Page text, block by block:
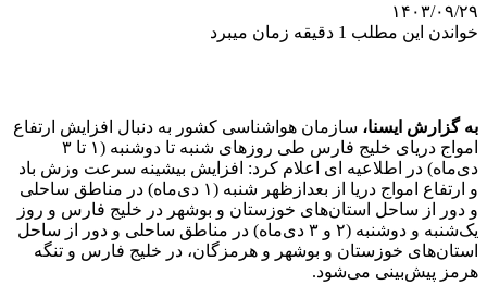
۱۴۰۳/۰۹/۲۹
خواندن این مطلب 1 دقیقه زمان میبرد
به گزارش ایسنا، سازمان هواشناسی کشور به دنبال افزایش ارتفاع
امواج دریای خلیج فارس طی روزهای شنبه تا دوشنبه (۱ تا ۳
دی‌ماه) در اطلاعیه ای اعلام کرد: افزایش بیشینه سرعت وزش باد
و ارتفاع امواج دریا از بعدازظهر شنبه (۱ دی‌ماه) در مناطق ساحلی
و دور از ساحل استان‌های خوزستان و بوشهر در خلیج فارس و روز
یک‌شنبه و دوشنبه (۲ و ۳ دی‌ماه) در مناطق ساحلی و دور از ساحل
استان‌های خوزستان و بوشهر و هرمزگان، در خلیج فارس و تنگه
هرمز پیش‌بینی می‌شود.